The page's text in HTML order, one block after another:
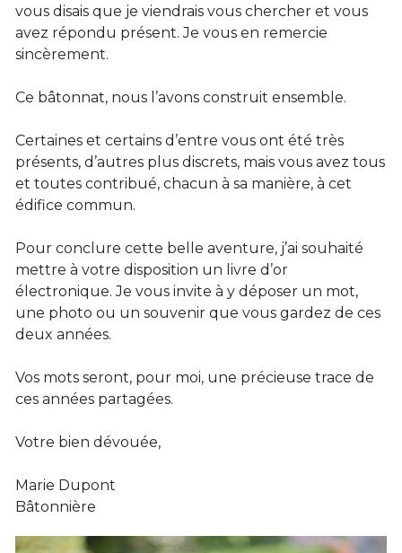
vous disais que je viendrais vous chercher et vous
avez répondu présent. Je vous en remercie
sincèrement.
Ce bâtonnat, nous l’avons construit ensemble.
Certaines et certains d’entre vous ont été très
présents, d’autres plus discrets, mais vous avez tous
et toutes contribué, chacun à sa manière, à cet
édifice commun.
Pour conclure cette belle aventure, j’ai souhaité
mettre à votre disposition un livre d’or
électronique. Je vous invite à y déposer un mot,
une photo ou un souvenir que vous gardez de ces
deux années.
Vos mots seront, pour moi, une précieuse trace de
ces années partagées.
Votre bien dévouée,
Marie Dupont
Bâtonnière